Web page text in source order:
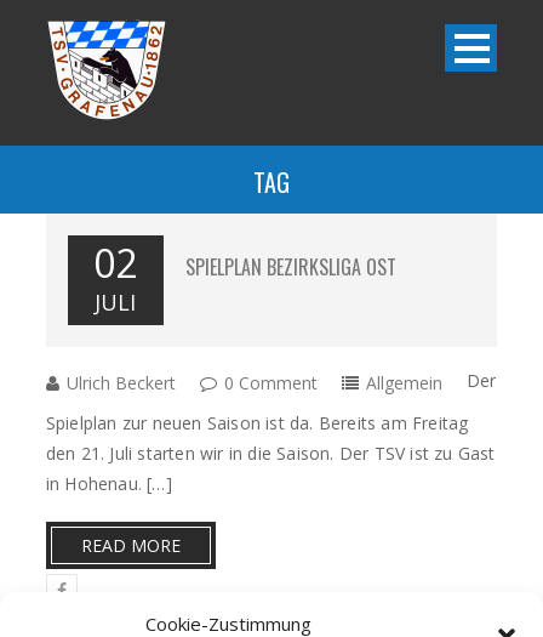
Cookie-Zustimmung
TAG
02
JULI
SPIELPLAN BEZIRKSLIGA OST
Ulrich Beckert 0 Comment Allgemein
Der
Spielplan zur neuen Saison ist da. Bereits am Freitag
den 21. Juli starten wir in die Saison. Der TSV ist zu Gast
in Hohenau. […]
READ MORE